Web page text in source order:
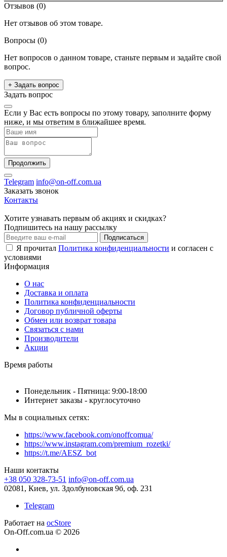
Отзывов (0)
Нет отзывов об этом товаре.
Вопросы (0)
Нет вопросов о данном товаре, станьте первым и задайте свой
вопрос.
+ Задать вопрос
Задать вопрос
Если у Вас есть вопросы по этому товару, заполните форму
ниже, и мы ответим в ближайшее время.
Продолжить
Telegram info@on-off.com.ua
Заказать звонок
Контакты
Хотите узнавать первым об акциях и скидках?
Подпишитесь на нашу рассылку
Подписаться
Я прочитал Политика конфиденциальности и согласен с
условиями
Информация
О нас
Доставка и оплата
Политика конфиденциальности
Договор публичной оферты
Обмен или возврат товара
Связаться с нами
Производители
Акции
Время работы
Понедельник - Пятница: 9:00-18:00
Интернет заказы - круглосуточно
Мы в социальных сетях:
https://www.facebook.com/onoffcomua/
https://www.instagram.com/premium_rozetki/
https://t.me/AESZ_bot
Наши контакты
+38 050 328-73-51 info@on-off.com.ua
02081, Киев, ул. Здолбуновская 9б, оф. 231
Telegram
Работает на ocStore
On-Off.com.ua © 2026